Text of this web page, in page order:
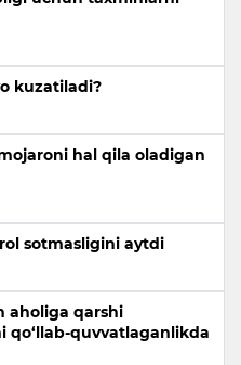
kuzatiladi?
hal qila oladigan
sotmasligini aytdi
aholiga qarshi
qo‘llab-quvvatlaganlikda